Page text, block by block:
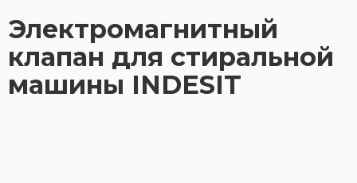
Электромагнитный
клапан для стиральной
машины INDESIT